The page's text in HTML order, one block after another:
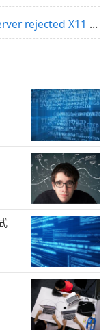
解决“WARNINGThe remote SSH server rejected X11 forwarding request.“警告(推荐)